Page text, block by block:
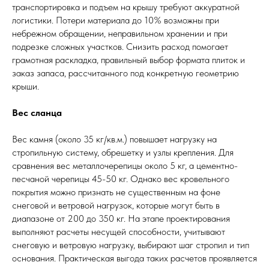
транспортировка и подъем на крышу требуют аккуратной
логистики. Потери материала до 10% возможны при
небрежном обращении, неправильном хранении и при
подрезке сложных участков. Снизить расход помогает
грамотная раскладка, правильный выбор формата плиток и
заказ запаса, рассчитанного под конкретную геометрию
крыши.
Вес сланца
Вес камня (около 35 кг/кв.м.) повышает нагрузку на
стропильную систему, обрешетку и узлы крепления. Для
сравнения вес металлочерепицы около 5 кг, а цементно-
песчаной черепицы 45-50 кг. Однако вес кровельного
покрытия можно признать не существенным на фоне
снеговой и ветровой нагрузок, которые могут быть в
диапазоне от 200 до 350 кг. На этапе проектирования
выполняют расчеты несущей способности, учитывают
снеговую и ветровую нагрузку, выбирают шаг стропил и тип
основания. Практическая выгода таких расчетов проявляется